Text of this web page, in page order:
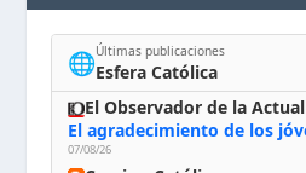
🌐Últimas publicaciones
Esfera Católica
El Observador de la
07/08/26